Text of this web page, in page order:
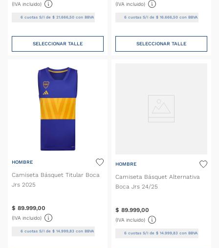
(IVA incluido)
6 cuotas S/I de$ 21 .666 ,50 con BBVA
SELECCIONAR TALLE
(IVA incluido)
6cuotas S/I de $ 16. 666, 50con BBVA
SELECCIONAR TALLE
HOMBRE
Camiseta Básquet Titular Boca
Jrs 2025
$ 89.999,00
(IVA incluido)
6 cuotas S/I de$ 14.999,83 con BBVA
HOMBRE
Camiseta Básquet Alternativa
Boca Jrs 24/25
$ 89.999,00
(IVA incluido)
6cuotas S/I de $ 14.999,83con BBVA